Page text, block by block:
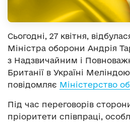
Сьогодні, 27 квітня,
Міністра оборони Андрія
з Надзвичайним і
Британії в Україні
повідомляє Міністерство
Під час переговорів
пріоритети співпраці,